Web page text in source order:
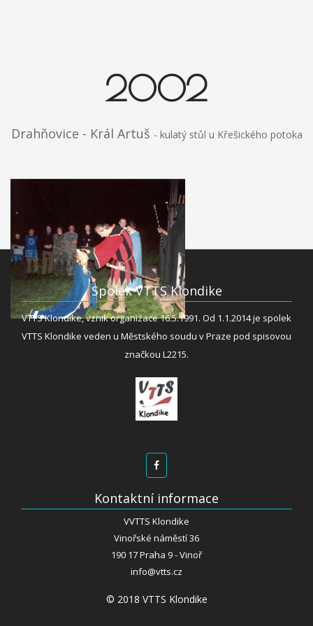
2002
Drahňovice - Král Artuš - kulatý stůl u Křešického potoka
Spolek VTTS Klondike
VTTS Klondike, vznik organizace 16.5.1991. Od 1.1.2014 je spolek
VTTS Klondike veden u Městského soudu v Praze pod spisovou
značkou L2215.
Kontaktní informace
VVTTS Klondike
Vinořské náměstí 36
190 17 Praha 9 - Vinoř
info@vtts.cz
© 2018 VTTS Klondike